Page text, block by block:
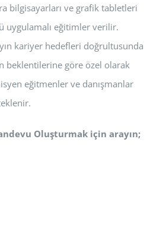
bilgisayarları ve grafik tabletleri
uygulamalı eğitimler verilir.
kariyer hedefleri doğrultusunda
beklentilerine göre özel olarak
eğitmenler ve danışmanlar
Oluşturmak için arayın;